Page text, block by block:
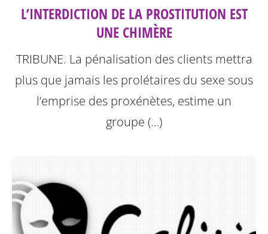
L’INTERDICTION DE LA PROSTITUTION EST
UNE CHIMÈRE
TRIBUNE. La pénalisation des clients mettra
plus que jamais les prolétaires du sexe sous
l’emprise des proxénètes, estime un
groupe (…)